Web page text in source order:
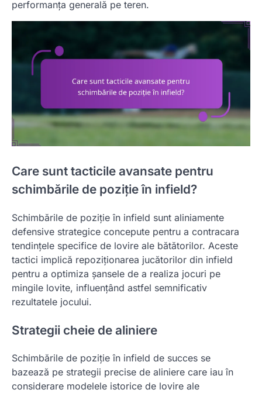
performanța generală pe teren.
Care sunt tacticile avansate pentru
schimbările de poziție în infield?
Schimbările de poziție în infield sunt aliniamente
defensive strategice concepute pentru a contracara
tendințele specifice de lovire ale bătătorilor. Aceste
tactici implică repoziționarea jucătorilor din infield
pentru a optimiza șansele de a realiza jocuri pe
mingile lovite, influențând astfel semnificativ
rezultatele jocului.
Strategii cheie de aliniere
Schimbările de poziție în infield de succes se
bazează pe strategii precise de aliniere care iau în
considerare modelele istorice de lovire ale